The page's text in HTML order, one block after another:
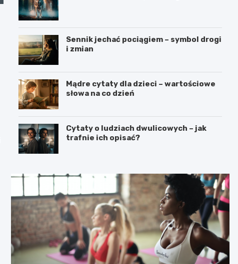
Sennik jechać pociągiem – symbol drogi
i zmian
Mądre cytaty dla dzieci – wartościowe
słowa na co dzień
Cytaty o ludziach dwulicowych – jak
trafnie ich opisać?